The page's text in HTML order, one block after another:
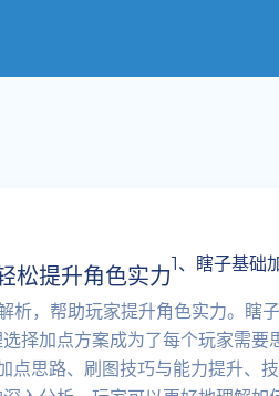
松提升角色实力
析，帮助玩家提升角色实力。瞎
择加点方案成为了每个玩家需要
点思路、刷图技巧与能力提升、
1、瞎子基础